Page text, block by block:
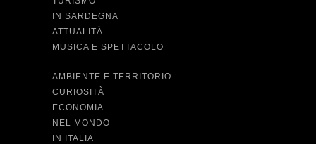
IN SARDEGNA
ATTUALITÀ
MUSICA E SPETTACOLO
AMBIENTE E TERRITORIO
CURIOSITÀ
ECONOMIA
NEL MONDO
IN ITALIA